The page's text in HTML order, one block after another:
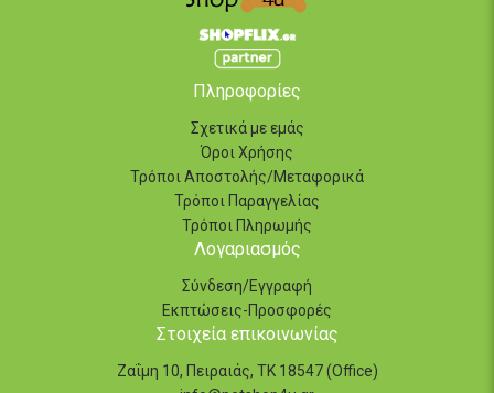
Πληροφορίες
Σχετικά με εμάς
Όροι Χρήσης
Τρόποι Αποστολής/Μεταφορικά
Τρόποι Παραγγελίας
Τρόποι Πληρωμής
Λογαριασμός
Σύνδεση/Εγγραφή
Εκπτώσεις-Προσφορές
Στοιχεία επικοινωνίας
Ζαΐμη 10, Πειραιάς, ΤΚ 18547 (Office)